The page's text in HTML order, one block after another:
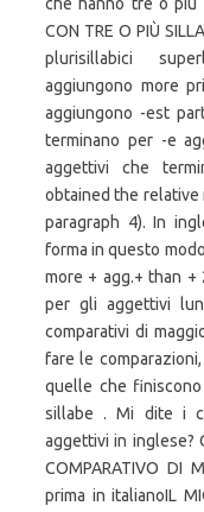
CON TRE O PIÙ
plurisillabici
aggiungono more
aggiungono -est
terminano per -e
aggettivi che
obtained the relative
paragraph 4). In
forma in questo
more + agg.+ than +
per gli aggettivi
comparativi di
fare le
quelle che
sillabe . Mi dite i
aggettivi in inglese?
COMPARATIVO DI
prima in italianoIL